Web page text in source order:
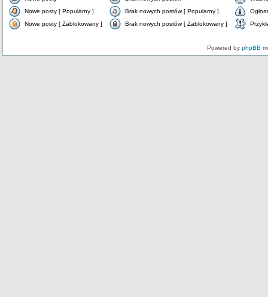
Nowe posty [ Popularny ]
Brak nowych postów [ Popularny ]
Nowe posty [ Zablokowany ]
Brak nowych postów [ Zablokowany ]
Powered by phpBB